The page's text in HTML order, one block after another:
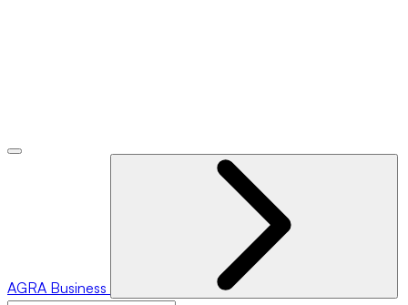
AGRA Business